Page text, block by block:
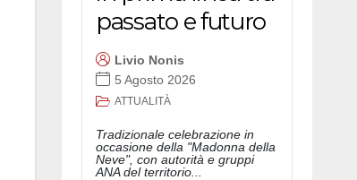
passato e futuro
Livio Nonis
5 Agosto 2026
ATTUALITÀ
Tradizionale celebrazione in
occasione della "Madonna della
Neve", con autorità e gruppi
ANA del territorio...